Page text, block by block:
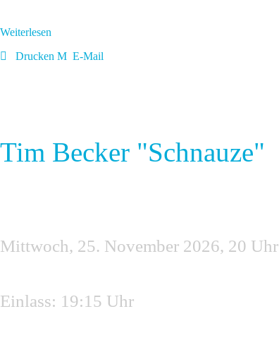
Weiterlesen
Drucken
E-Mail
Tim Becker "Schnauze"
Mittwoch, 25. November 2026, 20 Uhr
Einlass: 19:15 Uhr